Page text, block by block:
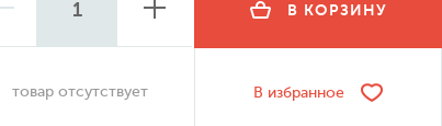
В КОРЗИНУ
товар отсутствует В избранное